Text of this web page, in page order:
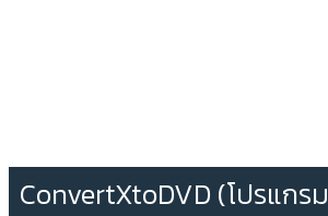
ConvertXtoDVD (โปรแกรม